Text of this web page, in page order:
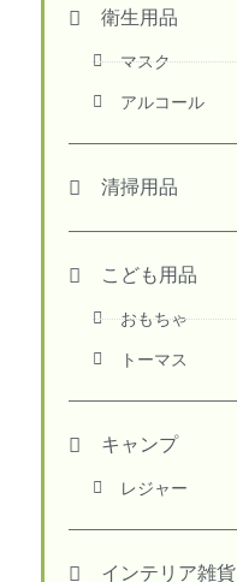
衛生用品
マスク
アルコール
清掃用品
こども用品
おもちゃ
トーマス
キャンプ
レジャー
インテリア雑貨